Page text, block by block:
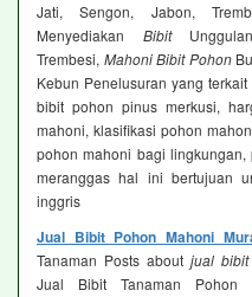
Jati, Sengon, Jabon,
Menyediakan Bibit
Trembesi, Mahoni Bibit Pohon
Kebun Penelusuran yang
bibit pohon pinus merkusi,
mahoni, klasifikasi pohon
pohon mahoni bagi
meranggas hal ini bertujuan
inggris
Jual Bibit Pohon Mahoni
Tanaman Posts about jual bibit
Jual Bibit Tanaman